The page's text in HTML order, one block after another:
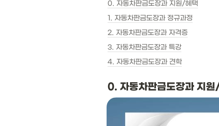
0. 자동차판금도장과 지원/혜택
1. 자동차판금도장과 정규과정
2. 자동차판금도장과 자격증
3. 자동차판금도장과 특강
4. 자동차판금도장과 견학
0. 자동차판금도장과 지